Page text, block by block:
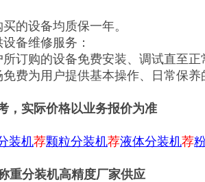
的设备均质保一年。
备维修服务：
订购的设备免费安装、调试直至正
费为用户提供基本操作、日常保养
，实际价格以业务报价为准
装机荐颗粒分装机荐液体分装机荐
重分装机高精度厂家供应